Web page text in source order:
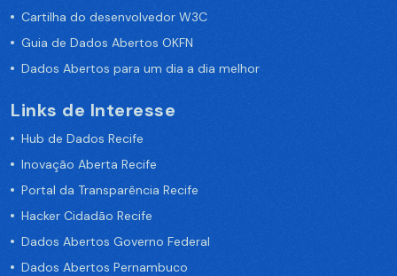
Cartilha do desenvolvedor W3C
Guia de Dados Abertos OKFN
Dados Abertos para um dia a dia melhor
Links de Interesse
Hub de Dados Recife
Inovação Aberta Recife
Portal da Transparência Recife
Hacker Cidadão Recife
Dados Abertos Governo Federal
Dados Abertos Pernambuco